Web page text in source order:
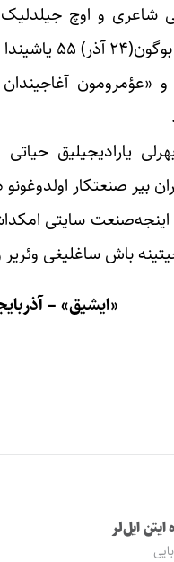
شاعری و اوچ جیلدلیک
کوچدو.
«عؤمرومون آغاجیندان
یارادیجیلیق حیاتی
بیر صنعتکار
اینجه‌صنعت سایتی
باش ساغلیغی
«ایشیق» –
ایتن ایل‌لر